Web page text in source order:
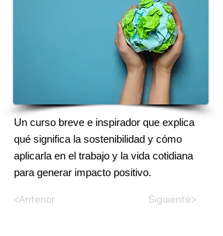
Un curso breve e inspirador que explica
qué significa la sostenibilidad y cómo
aplicarla en el trabajo y la vida cotidiana
para generar impacto positivo.
<Anterior Siguiente>